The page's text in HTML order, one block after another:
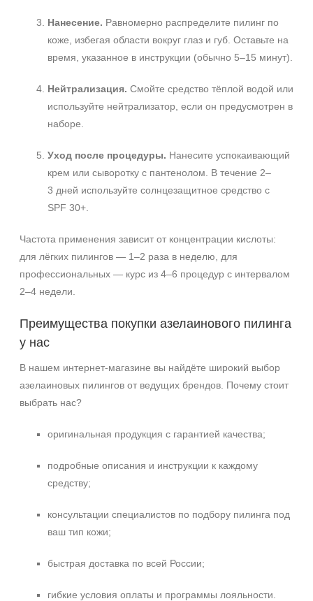
Нанесение. Равномерно распределите пилинг по
коже, избегая области вокруг глаз и губ. Оставьте на
время, указанное в инструкции (обычно 5–15 минут).
Нейтрализация. Смойте средство тёплой водой или
используйте нейтрализатор, если он предусмотрен в
наборе.
Уход после процедуры. Нанесите успокаивающий
крем или сыворотку с пантенолом. В течение 2–
3 дней используйте солнцезащитное средство с
SPF 30+.
Частота применения зависит от концентрации кислоты:
для лёгких пилингов — 1–2 раза в неделю, для
профессиональных — курс из 4–6 процедур с интервалом
2–4 недели.
Преимущества покупки азелаинового пилинга
у нас
В нашем интернет‑магазине вы найдёте широкий выбор
азелаиновых пилингов от ведущих брендов. Почему стоит
выбрать нас?
оригинальная продукция с гарантией качества;
подробные описания и инструкции к каждому
средству;
консультации специалистов по подбору пилинга под
ваш тип кожи;
быстрая доставка по всей России;
гибкие условия оплаты и программы лояльности.